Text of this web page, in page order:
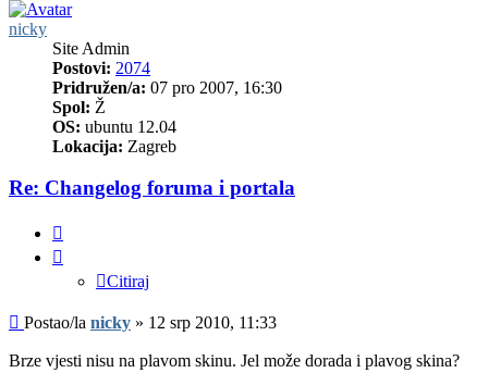
nicky
Site Admin
Postovi: 2074
Pridružen/a: 07 pro 2007, 16:30
Spol: Ž
OS: ubuntu 12.04
Lokacija: Zagreb
Re: Changelog foruma i portala
Citiraj
Post
Postao/la nicky » 12 srp 2010, 11:33
Brze vjesti nisu na plavom skinu. Jel može dorada i plavog skina?